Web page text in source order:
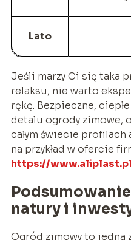
Lato
Jeśli marzy Ci się taka
relaksu, nie warto
rękę. Bezpieczne,
detalu ogrody zimowe,
całym świecie
na przykład w ofercie
https://
natury i
Ogród zimowy to jedna